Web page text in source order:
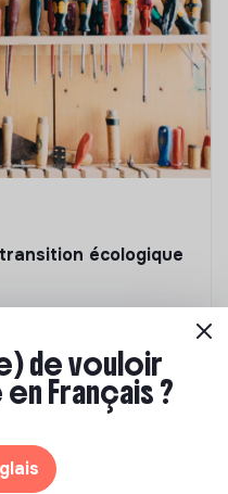
écologique
de vouloir
Français ?